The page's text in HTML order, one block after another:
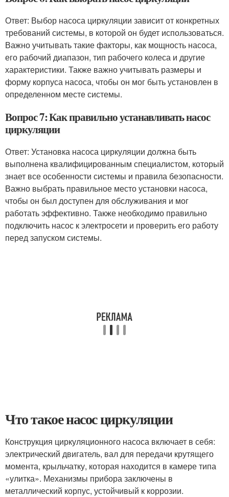
Ответ: Выбор насоса циркуляции зависит от конкретных
требований системы, в которой он будет использоваться.
Важно учитывать такие факторы, как мощность насоса,
его рабочий диапазон, тип рабочего колеса и другие
характеристики. Также важно учитывать размеры и
форму корпуса насоса, чтобы он мог быть установлен в
определенном месте системы.
Вопрос 7: Как правильно устанавливать насос
циркуляции
Ответ: Установка насоса циркуляции должна быть
выполнена квалифицированным специалистом, который
знает все особенности системы и правила безопасности.
Важно выбрать правильное место установки насоса,
чтобы он был доступен для обслуживания и мог
работать эффективно. Также необходимо правильно
подключить насос к электросети и проверить его работу
перед запуском системы.
Что такое насос циркуляции
Конструкция циркуляционного насоса включает в себя:
электрический двигатель, вал для передачи крутящего
момента, крыльчатку, которая находится в камере типа
«улитка». Механизмы прибора заключены в
металлический корпус, устойчивый к коррозии.